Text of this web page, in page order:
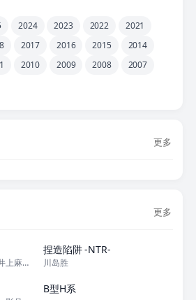
2024 2023 2022
2021
2017 2016 2015
2014
2010 2009 2008
2007
更多
更多
丰永利行、喜多村英梨、井上麻美奈、荒浪和沙、白石凉子、中村绘里子、荻原秀
捏造陷阱 -NTR-
川岛胜
集全
B型H系